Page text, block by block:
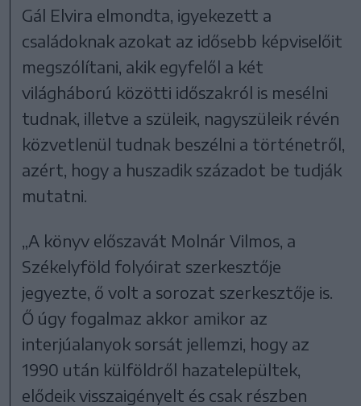
Gál Elvira elmondta, igyekezett a
családoknak azokat az idősebb képviselőit
megszólítani, akik egyfelől a két
világháború közötti időszakról is mesélni
tudnak, illetve a szüleik, nagyszüleik révén
közvetlenül tudnak beszélni a történetről,
azért, hogy a huszadik századot be tudják
mutatni.
„A könyv előszavát Molnár Vilmos, a
Székelyföld folyóirat szerkesztője
jegyezte, ő volt a sorozat szerkesztője is.
Ő úgy fogalmaz akkor amikor az
interjúalanyok sorsát jellemzi, hogy az
1990 után külföldről hazatelepültek,
elődeik visszaigényelt és csak részben